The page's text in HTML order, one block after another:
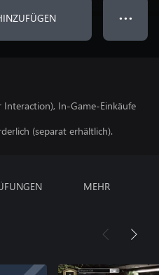
● ● ●
In-Game-Einkäufe
(separat erhältlich).
MEHR